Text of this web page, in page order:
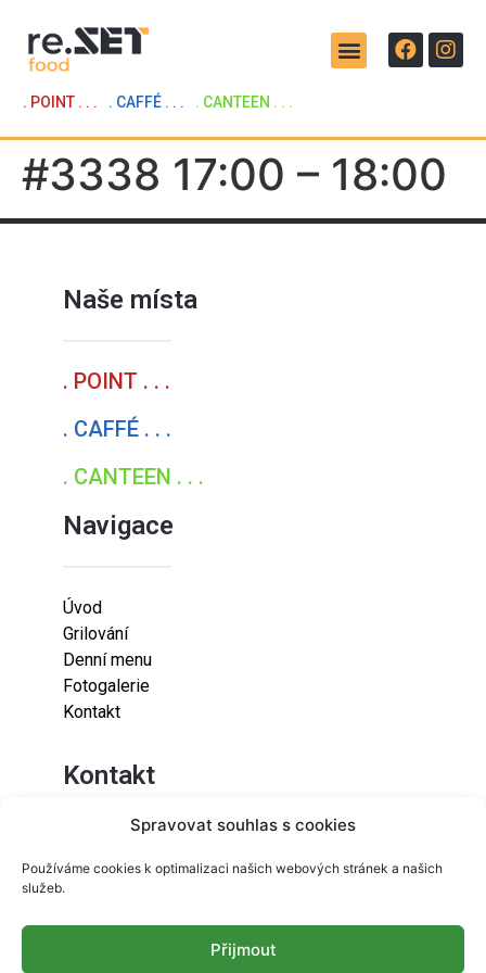
Spravovat souhlas s cookies
Používáme cookies k optimalizaci našich webových stránek a našich
služeb.
Přijmout
. POINT . . . . CAFFÉ . . . . CANTEEN . . .
#3338 17:00 – 18:00
Naše místa
. POINT . . .
. CAFFÉ . . .
. CANTEEN . . .
Navigace
Úvod
Grilování
Denní menu
Fotogalerie
Kontakt
Kontakt
Lazaretní 925/9